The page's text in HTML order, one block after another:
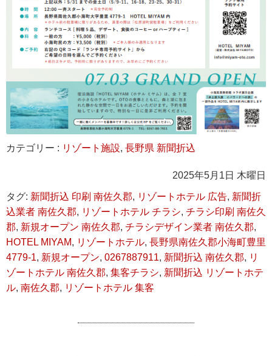
カテゴリー : リゾート施設, 長野県 新聞折込
2025年5月1日 木曜日
タグ: 新聞折込 印刷 南佐久郡, リゾートホテル 広告, 新聞折
込業者 南佐久郡, リゾートホテル チラシ, チラシ印刷 南佐久
郡, 新規オープン 南佐久郡, チラシデザイン業者 南佐久郡,
HOTEL MIYAM, リゾートホテル, 長野県南佐久郡小海町豊里
4779-1, 新規オープン, 0267887911, 新聞折込 南佐久郡, リ
ゾートホテル 南佐久郡, 集客チラシ, 新聞折込 リゾートホテ
ル, 南佐久郡, リゾートホテル 集客